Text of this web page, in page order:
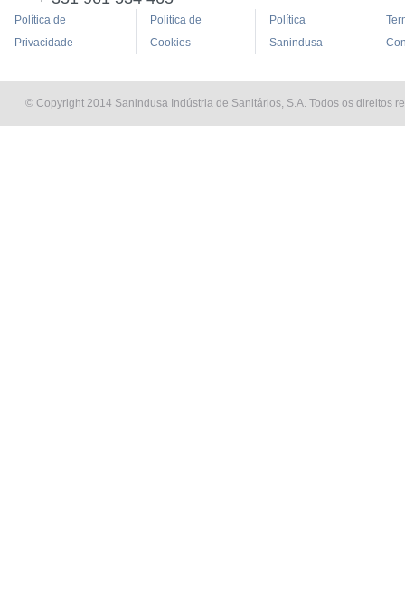
Política de
Privacidade
Politica de
Cookies
Política
Sanindusa
© Copyright 2014 Sanindusa Indústria de Sanitários, S.A. Todos os direitos